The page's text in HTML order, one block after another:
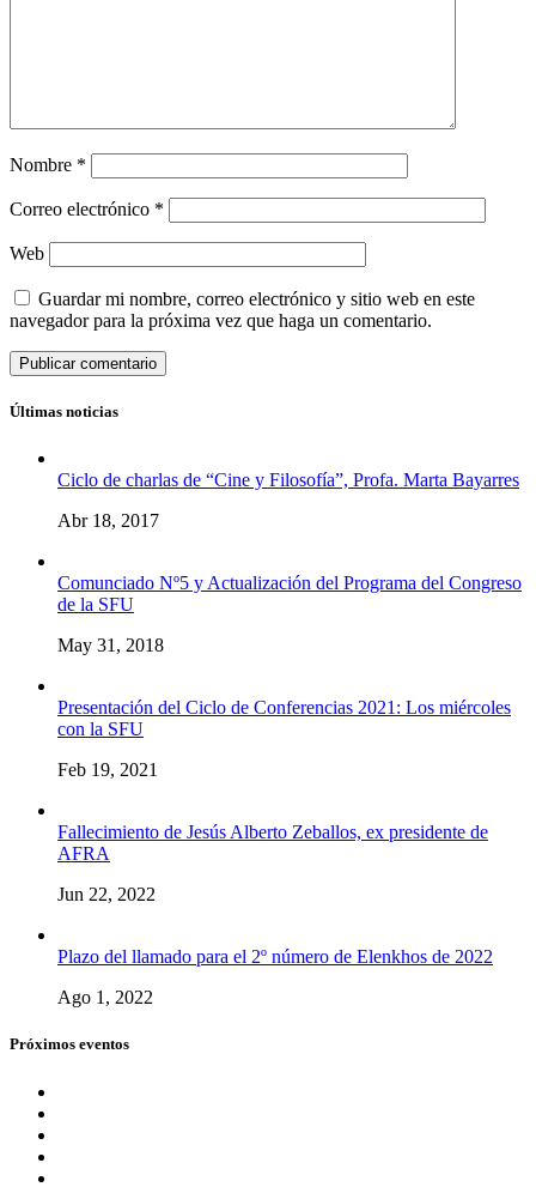
Nombre *
Correo electrónico *
Web
Guardar mi nombre, correo electrónico y sitio web en este
navegador para la próxima vez que haga un comentario.
Últimas noticias
Ciclo de charlas de “Cine y Filosofía”, Profa. Marta Bayarres
Abr 18, 2017
Comunciado Nº5 y Actualización del Programa del Congreso
de la SFU
May 31, 2018
Presentación del Ciclo de Conferencias 2021: Los miércoles
con la SFU
Feb 19, 2021
Fallecimiento de Jesús Alberto Zeballos, ex presidente de
AFRA
Jun 22, 2022
Plazo del llamado para el 2º número de Elenkhos de 2022
Ago 1, 2022
Próximos eventos